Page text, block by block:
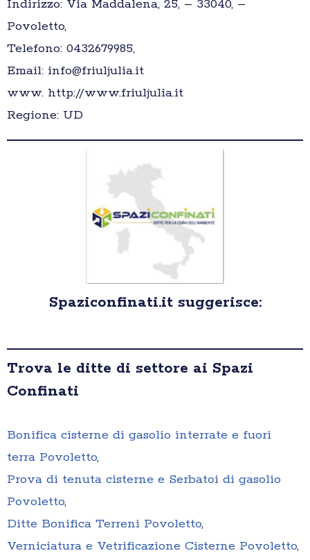
Indirizzo: Via Maddalena, 25, – 33040, –
Povoletto,
Telefono: 0432679985,
Email: info@friuljulia.it
www. http://www.friuljulia.it
Regione: UD
Spaziconfinati.it suggerisce:
Trova le ditte di settore ai Spazi
Confinati
Bonifica cisterne di gasolio interrate e fuori
terra Povoletto,
Prova di tenuta cisterne e Serbatoi di gasolio
Povoletto,
Ditte Bonifica Terreni Povoletto,
Verniciatura e Vetrificazione Cisterne Povoletto,